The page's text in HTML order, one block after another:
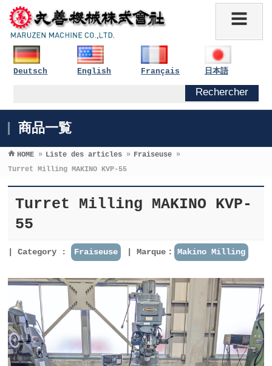
Deutsch English Français 日本語
商品一覧
HOME » Liste des articles » Fraiseuse »
Turret Milling MAKINO KVP-55
Turret Milling MAKINO KVP-
55
Category : Fraiseuse Marque： Makino Milling